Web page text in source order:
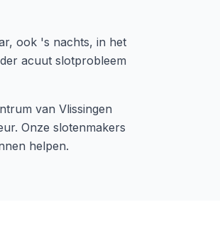
ook 's nachts, in het
acuut slotprobleem
van Vlissingen
Onze slotenmakers
helpen.